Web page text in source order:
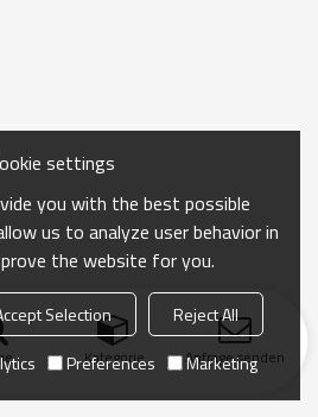
Kategorie Anfrage senden
settings
you with the best possible
us to analyze user behavior in
the website for you.
Selection
Reject All
Preferences Marketing